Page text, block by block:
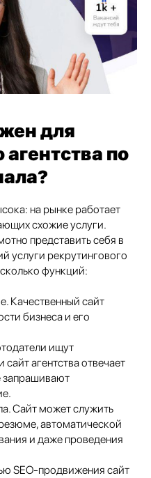
для
агентства по
на рынке работает
схожие услуги.
представить себя в
услуги рекрутингового
функций:
Качественный сайт
бизнеса и его
ищут
агентства отвечает
запрашивают
Сайт может служить
автоматической
и даже проведения
SEO-продвижения сайт